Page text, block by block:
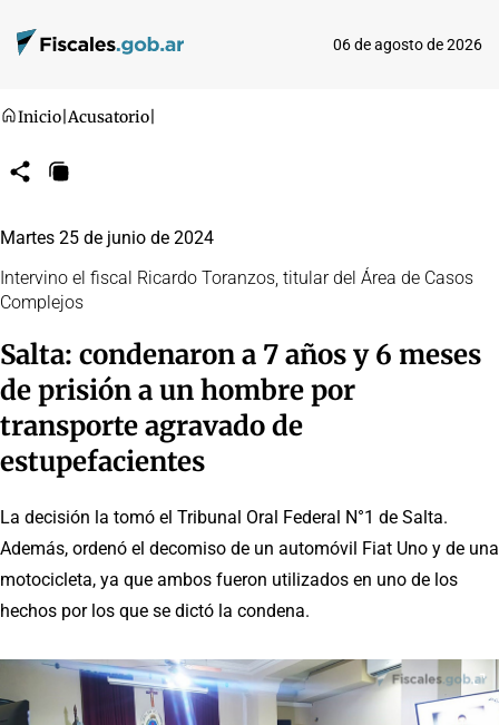
06 de agosto de 2026
Inicio Acusatorio
CompartirCopiar
Martes 25 de junio de 2024
Intervino el fiscal Ricardo Toranzos, titular del Área de Casos
Complejos
Salta: condenaron a 7 años y 6 meses
de prisión a un hombre por
transporte agravado de
estupefacientes
La decisión la tomó el Tribunal Oral Federal N°1 de Salta.
Además, ordenó el decomiso de un automóvil Fiat Uno y de una
motocicleta, ya que ambos fueron utilizados en uno de los
hechos por los que se dictó la condena.